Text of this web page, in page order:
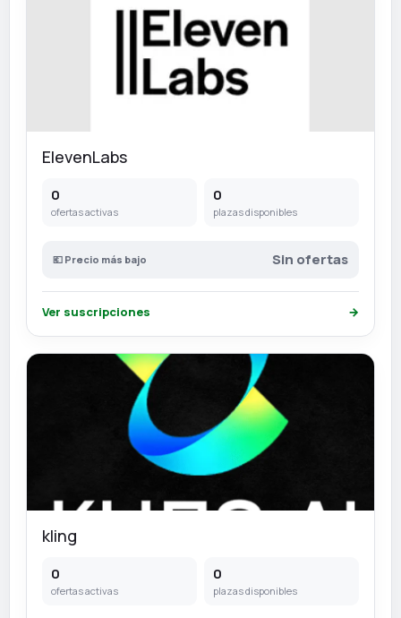
ElevenLabs
0
ofertas activas
0
plazas disponibles
💶 Precio más bajo Sin ofertas
Ver suscripciones →
kling
0
ofertas activas
0
plazas disponibles